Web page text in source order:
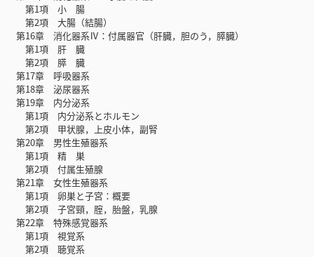
第1項 小 腸
第2項 大腸（結腸）
第16章 消化器系Ⅳ：付属器官（肝臓，胆のう，膵臓）
第1項 肝 臓
第2項 膵 臓
第17章 呼吸器系
第18章 泌尿器系
第19章 内分泌系
第1項 内分泌系とホルモン
第2項 甲状腺，上皮小体，副腎
第20章 男性生殖器系
第1項 精 巣
第2項 付属生殖腺
第21章 女性生殖器系
第1項 卵巣と子宮：概要
第2項 子宮頸，腟，胎盤，乳腺
第22章 特殊感覚器系
第1項 視覚系
第2項 聴覚系